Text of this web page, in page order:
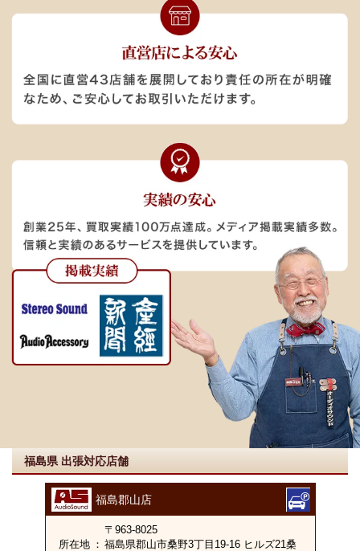
福島県 出張対応店舗
福島郡山店
所在地 ：
〒963-8025
福島県郡山市桑野3丁目19-16 ヒルズ21桑